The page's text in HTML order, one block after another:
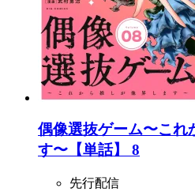
偶像選抜ゲーム〜これ
す〜【単話】 8
先行配信